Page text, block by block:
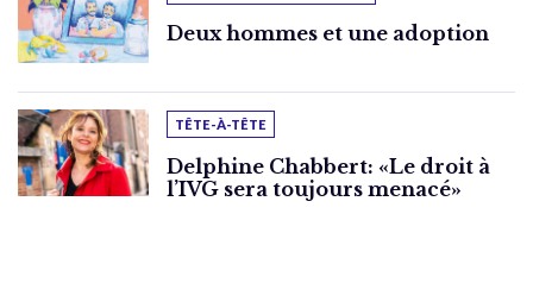
Deux hommes et une adoption
TÊTE-À-TÊTE
Delphine Chabbert: «Le droit à
l’IVG sera toujours menacé»